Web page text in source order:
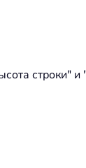
строки"